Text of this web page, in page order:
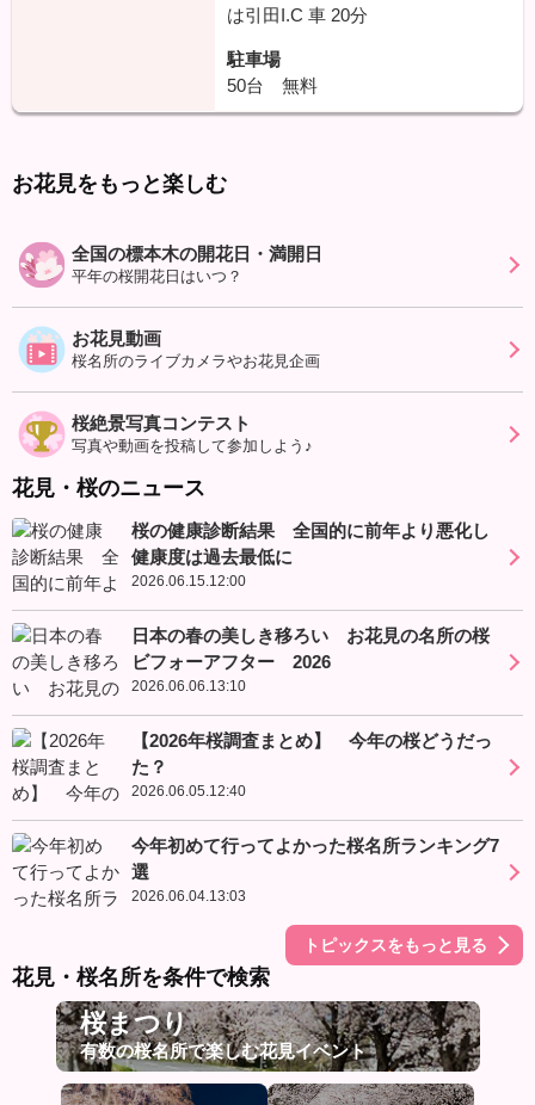
は引田I.C 車 20分
駐車場
50台 無料
お花見をもっと楽しむ
全国の標本木の開花日・満開日
平年の桜開花日はいつ？
お花見動画
桜名所のライブカメラやお花見企画
桜絶景写真コンテスト
写真や動画を投稿して参加しよう♪
花見・桜のニュース
桜の健康診断結果 全国的に前年より悪化し
健康度は過去最低に
2026.06.15.12:00
日本の春の美しき移ろい お花見の名所の桜
ビフォーアフター 2026
2026.06.06.13:10
【2026年桜調査まとめ】 今年の桜どうだっ
た？
2026.06.05.12:40
今年初めて行ってよかった桜名所ランキング7
選
2026.06.04.13:03
トピックスをもっと見る
花見・桜名所を条件で検索
桜まつり
有数の桜名所で楽しむ花見イベント